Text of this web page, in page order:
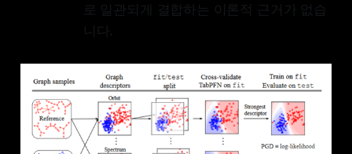
로 일관되게 결합하는 이론적 근거가 없습
니다.